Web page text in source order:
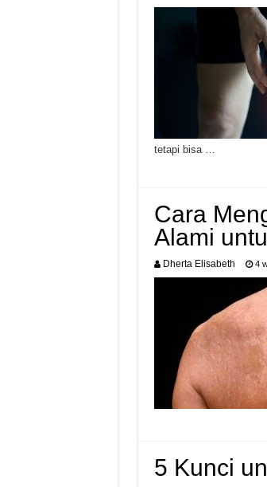
tetapi bisa …
Cara
Alami
Dherta Elisabeth 4
5 Kunci